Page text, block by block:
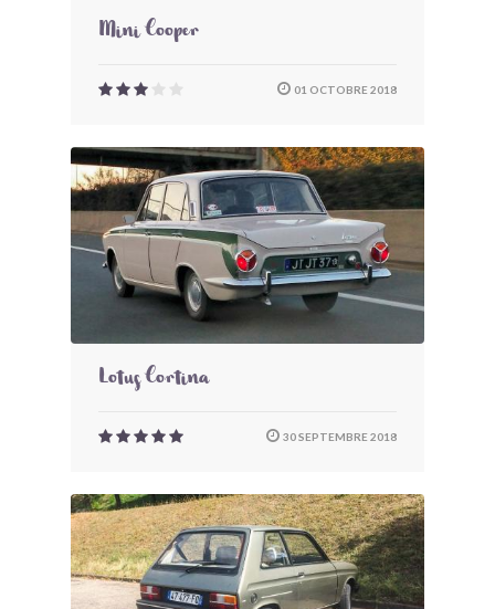
Mini Cooper
01 OCTOBRE 2018
Lotus Cortina
30 SEPTEMBRE 2018